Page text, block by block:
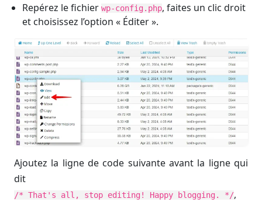
Repérez le fichierwp-config.php, faites un clic droit
et choisissez l’option « Éditer ».
Ajoutez la ligne de code suivante avant la ligne qui
dit
/* That's all, stop editing! Happy blogging. */,